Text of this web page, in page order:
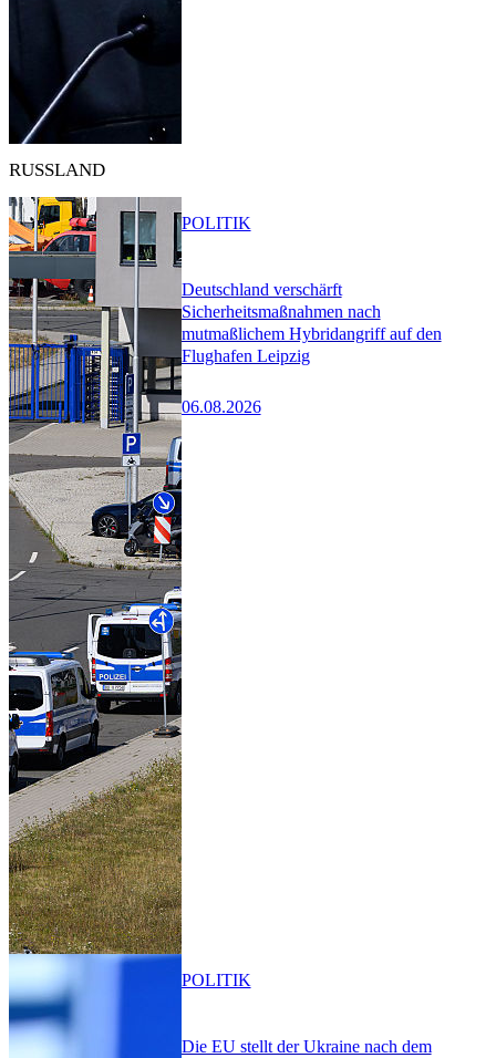
RUSSLAND
Deutschland verschärft
Sicherheitsmaßnahmen nach
mutmaßlichem Hybridangriff auf den
Flughafen Leipzig
06.08.2026
POLITIK
Die EU stellt der Ukraine nach dem
POLITIK